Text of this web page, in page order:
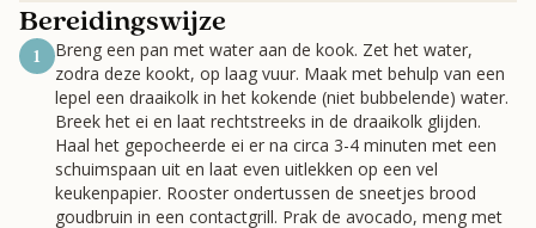
Bereidingswijze
1
Breng een pan met water aan de kook. Zet het water,
zodra deze kookt, op laag vuur. Maak met behulp van een
lepel een draaikolk in het kokende (niet bubbelende) water.
Breek het ei en laat rechtstreeks in de draaikolk glijden.
Haal het gepocheerde ei er na circa 3-4 minuten met een
schuimspaan uit en laat even uitlekken op een vel
keukenpapier. Rooster ondertussen de sneetjes brood
goudbruin in een contactgrill. Prak de avocado, meng met